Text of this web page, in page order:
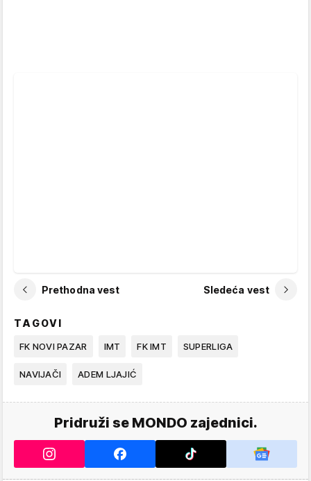
Prethodna vest Sledeća vest
TAGOVI
FK NOVI PAZAR IMT FK IMT SUPERLIGA
NAVIJAČI ADEM LJAJIĆ
Pridruži se MONDO zajednici.